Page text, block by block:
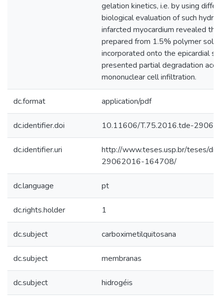
gelation kinetics, i.e. by using
biological evaluation of such
infarcted myocardium revealed
prepared from 1.5% polymer
incorporated onto the epicardial
presented partial degradation
mononuclear cell infiltration.
dc.format application/pdf
dc.identifier.doi 10.11606/T.75.2016.tde-
dc.identifier.uri
http://www.teses.usp.br/teses/
29062016-164708/
dc.language pt
dc.rights.holder 1
dc.subject carboximetilquitosana
dc.subject membranas
dc.subject hidrogéis